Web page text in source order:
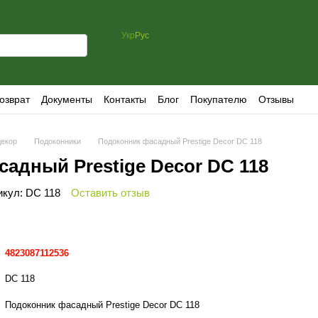
Укр Рус
Документы Контакты Блог Покупателю Отзывы
Подоконники Подоконник фасадный Prestige Decor DC 118
Prestige Decor DC 118
DC 118 Оставить отзыв
4823087112536
DC 118
Подоконник фасадный Prestige Decor DC 118